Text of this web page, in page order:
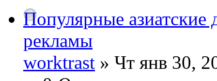
Популярные азиатские
рекламы
worktrast » Чт янв 30,